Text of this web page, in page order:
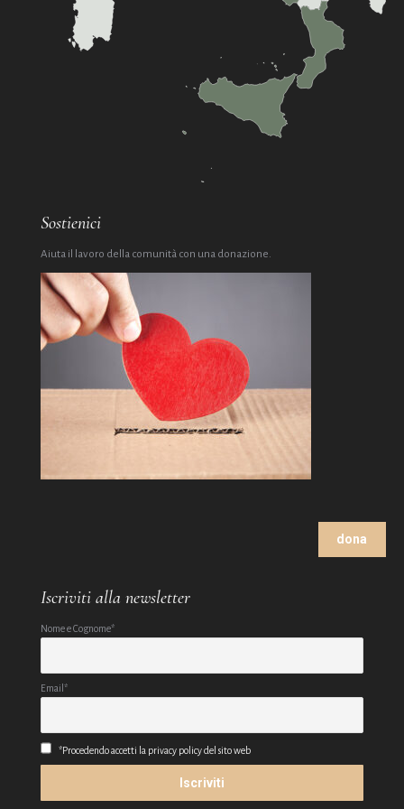
Sostienici
Aiuta il lavoro della comunità con una donazione.
dona
Iscriviti alla newsletter
Nome e Cognome*
Email*
*Procedendo accetti la privacy policy del sito web